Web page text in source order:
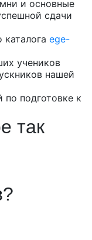
и основные
сдачи
ege-
учеников
нашей
подготовке к
так